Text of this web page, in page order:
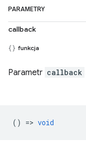
PARAMETRY
callback
funkcja
Parametr callback
() => void